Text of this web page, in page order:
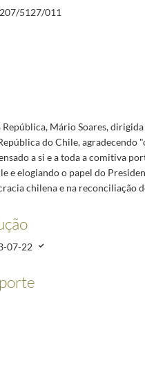
5127/011
Mário Soares,
do Chile, agradecendo
a si e a toda a comitiva
e elogiando o papel do
chilena e na reconciliação
07-22